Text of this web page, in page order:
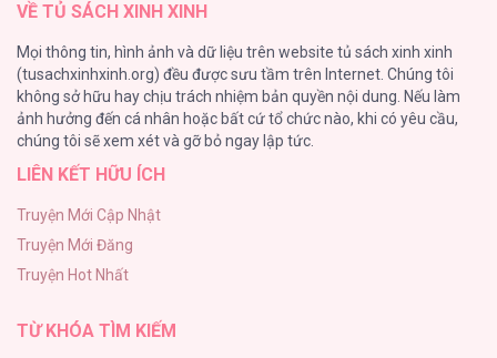
72
Hầu Nữ Bị Nguyền Rủa Trong Lâu Đài Của Công Tước
68
CẨN THẬN TRĂNG TRÒN THÁNG 3 ĐẤY
Tuyển Tập Manhwa Ngắn Bạo Dăm
49
VỀ TỦ SÁCH XINH XINH
Mọi thông tin, hình ảnh và dữ liệu trên website tủ sách xinh xinh
(tusachxinhxinh.org) đều được sưu tầm trên Internet. Chúng tôi
không sở hữu hay chịu trách nhiệm bản quyền nội dung. Nếu làm
ảnh hưởng đến cá nhân hoặc bất cứ tổ chức nào, khi có yêu cầu,
chúng tôi sẽ xem xét và gỡ bỏ ngay lập tức.
LIÊN KẾT HỮU ÍCH
Truyện Mới Cập Nhật
Truyện Mới Đăng
Truyện Hot Nhất
TỪ KHÓA TÌM KIẾM